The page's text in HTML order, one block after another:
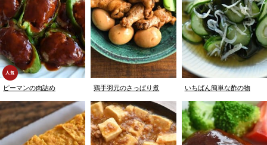
ピーマンの肉詰め 鶏手羽元のさっぱり煮 いちばん簡単な酢の物